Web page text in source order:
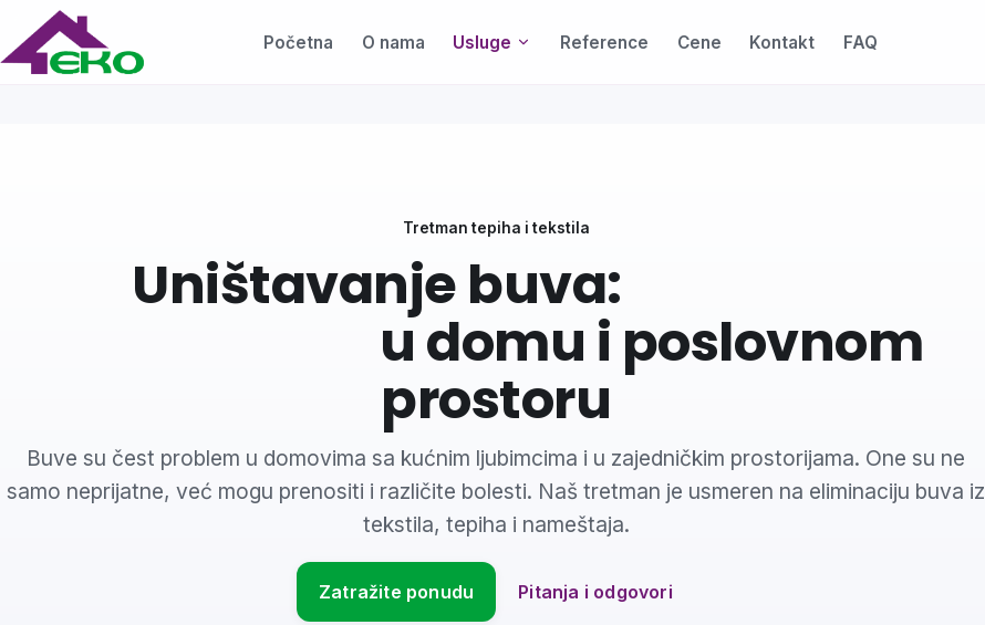
Početna O nama Usluge Reference Cene Kontakt FAQ
Tretman tepiha i tekstila
Uništavanje buva:
u domu i poslovnom
prostoru
Buve su čest problem u domovima sa kućnim ljubimcima i u zajedničkim prostorijama. One su ne
samo neprijatne, već mogu prenositi i različite bolesti. Naš tretman je usmeren na eliminaciju buva iz
tekstila, tepiha i nameštaja.
Zatražite ponudu Pitanja i odgovori